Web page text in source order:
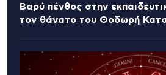
Βαρύ πένθος στην
τον θάνατο του Θοδωρή